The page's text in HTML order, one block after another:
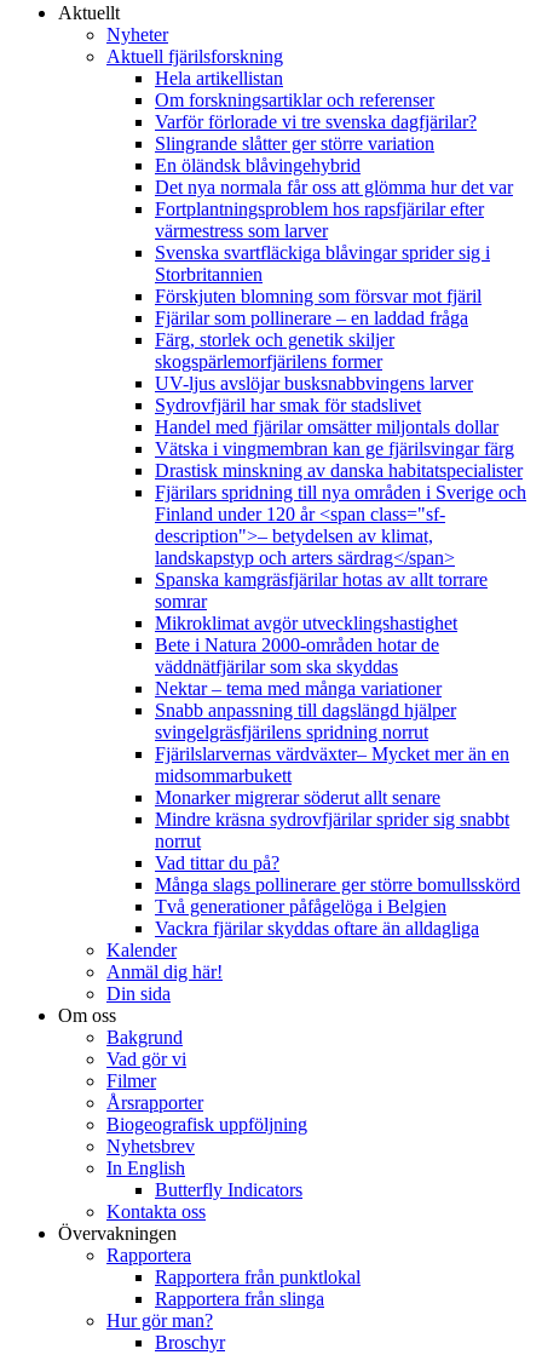
Aktuellt
Nyheter
Aktuell fjärilsforskning
Hela artikellistan
Om forskningsartiklar och referenser
Varför förlorade vi tre svenska dagfjärilar?
Slingrande slåtter ger större variation
En öländsk blåvingehybrid
Det nya normala får oss att glömma hur det var
Fortplantningsproblem hos rapsfjärilar efter
värmestress som larver
Svenska svartfläckiga blåvingar sprider sig i
Storbritannien
Förskjuten blomning som försvar mot fjäril
Fjärilar som pollinerare – en laddad fråga
Färg, storlek och genetik skiljer
skogspärlemorfjärilens former
UV-ljus avslöjar busksnabbvingens larver
Sydrovfjäril har smak för stadslivet
Handel med fjärilar omsätter miljontals dollar
Vätska i vingmembran kan ge fjärilsvingar färg
Drastisk minskning av danska habitatspecialister
Fjärilars spridning till nya områden i Sverige och
Finland under 120 år <span class="sf-
description">– betydelsen av klimat,
landskapstyp och arters särdrag</span>
Spanska kamgräsfjärilar hotas av allt torrare
somrar
Mikroklimat avgör utvecklingshastighet
Bete i Natura 2000-områden hotar de
väddnätfjärilar som ska skyddas
Nektar – tema med många variationer
Snabb anpassning till dagslängd hjälper
svingelgräsfjärilens spridning norrut
Fjärilslarvernas värdväxter– Mycket mer än en
midsommarbukett
Monarker migrerar söderut allt senare
Mindre kräsna sydrovfjärilar sprider sig snabbt
norrut
Vad tittar du på?
Många slags pollinerare ger större bomullsskörd
Två generationer påfågelöga i Belgien
Vackra fjärilar skyddas oftare än alldagliga
Kalender
Anmäl dig här!
Din sida
Om oss
Bakgrund
Vad gör vi
Filmer
Årsrapporter
Biogeografisk uppföljning
Nyhetsbrev
In English
Butterfly Indicators
Kontakta oss
Övervakningen
Rapportera
Rapportera från punktlokal
Rapportera från slinga
Hur gör man?
Broschyr